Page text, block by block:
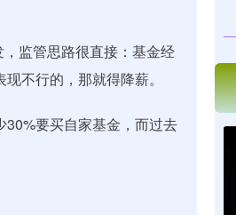
监管思路很直接：基金经
不行的，那就得降薪。
要买自家基金，而过去